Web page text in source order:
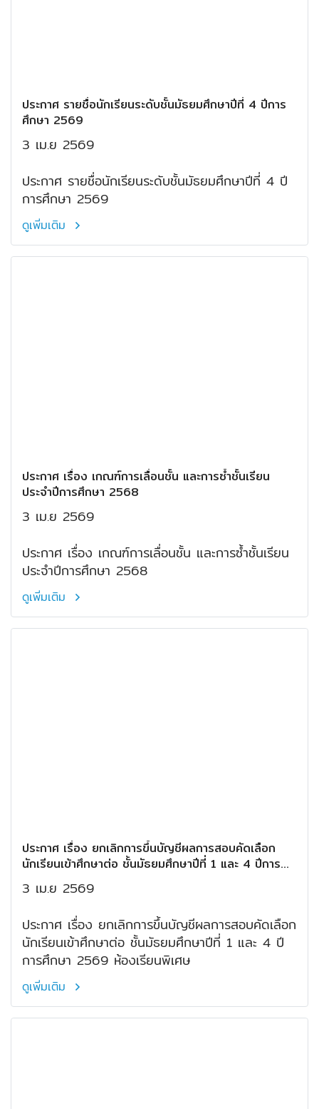
ประกาศ รายชื่อนักเรียนระดับชั้นมัธยมศึกษาปีที่ 4 ปีการ
ศึกษา 2569
3 เม.ย 2569
ประกาศ รายชื่อนักเรียนระดับชั้นมัธยมศึกษาปีที่ 4 ปี
การศึกษา 2569
ดูเพิ่มเติม
ประกาศ เรื่อง เกณฑ์การเลื่อนชั้น และการซ้ำชั้นเรียน
ประจำปีการศึกษา 2568
3 เม.ย 2569
ประกาศ เรื่อง เกณฑ์การเลื่อนชั้น และการซ้ำชั้นเรียน
ประจำปีการศึกษา 2568
ดูเพิ่มเติม
ประกาศ เรื่อง ยกเลิกการขึ้นบัญชีผลการสอบคัดเลือก
นักเรียนเข้าศึกษาต่อ ชั้นมัธยมศึกษาปีที่ 1 และ 4 ปีการ
ศึกษา 2569 ห้องเรียนพิเศษ
3 เม.ย 2569
ประกาศ เรื่อง ยกเลิกการขึ้นบัญชีผลการสอบคัดเลือก
นักเรียนเข้าศึกษาต่อ ชั้นมัธยมศึกษาปีที่ 1 และ 4 ปี
การศึกษา 2569 ห้องเรียนพิเศษ
ดูเพิ่มเติม